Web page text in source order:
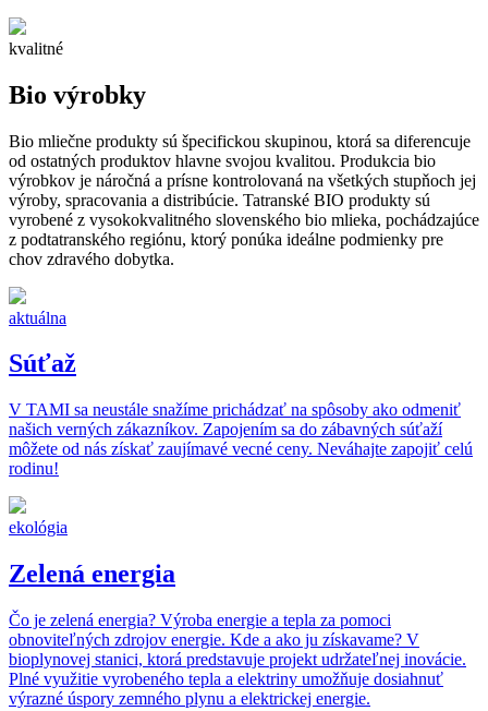
kvalitné
Bio výrobky
Bio mliečne produkty sú špecifickou skupinou, ktorá sa diferencuje
od ostatných produktov hlavne svojou kvalitou. Produkcia bio
výrobkov je náročná a prísne kontrolovaná na všetkých stupňoch jej
výroby, spracovania a distribúcie. Tatranské BIO produkty sú
vyrobené z vysokokvalitného slovenského bio mlieka, pochádzajúce
z podtatranského regiónu, ktorý ponúka ideálne podmienky pre
chov zdravého dobytka.
aktuálna
Súťaž
V TAMI sa neustále snažíme prichádzať na spôsoby ako odmeniť
našich verných zákazníkov. Zapojením sa do zábavných súťaží
môžete od nás získať zaujímavé vecné ceny. Neváhajte zapojiť celú
rodinu!
ekológia
Zelená energia
Čo je zelená energia? Výroba energie a tepla za pomoci
obnoviteľných zdrojov energie. Kde a ako ju získavame? V
bioplynovej stanici, ktorá predstavuje projekt udržateľnej inovácie.
Plné využitie vyrobeného tepla a elektriny umožňuje dosiahnuť
výrazné úspory zemného plynu a elektrickej energie.